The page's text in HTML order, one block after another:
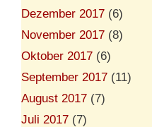
Dezember 2017 (6)
November 2017 (8)
Oktober 2017 (6)
September 2017 (11)
August 2017 (7)
Juli 2017 (7)